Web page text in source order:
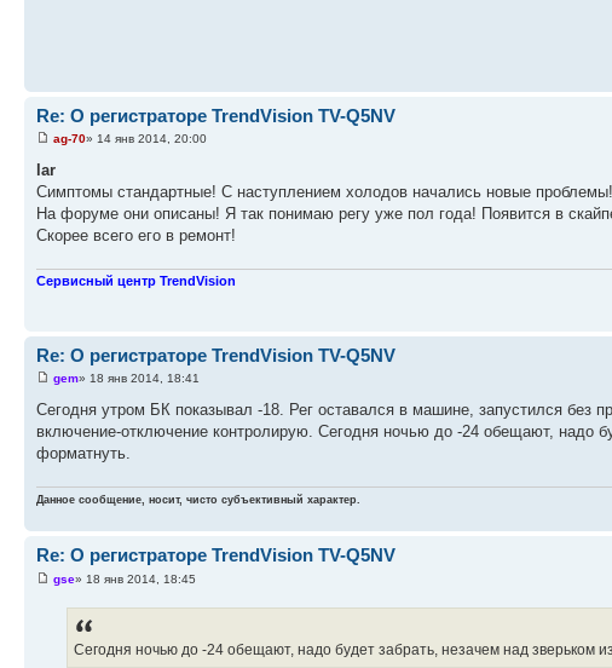
Re: О регистраторе TrendVision TV-Q5NV
ag-70» 14 янв 2014, 20:00
lar
Симптомы стандартные! С наступлением холодов начались новые проблемы!
На форуме они описаны! Я так понимаю регу уже пол года! Появится в
Скорее всего его в ремонт!
Сервисный центр TrendVision
Re: О регистраторе TrendVision TV-Q5NV
gem» 18 янв 2014, 18:41
Сегодня утром БК показывал -18. Рег оставался в машине, запустился
включение-отключение контролирую. Сегодня ночью до -24 обещают, надо
форматнуть.
Данное сообщение, носит, чисто субъективный характер.
Re: О регистраторе TrendVision TV-Q5NV
gse» 18 янв 2014, 18:45
Сегодня ночью до -24 обещают, надо будет забрать, незачем над зверьком